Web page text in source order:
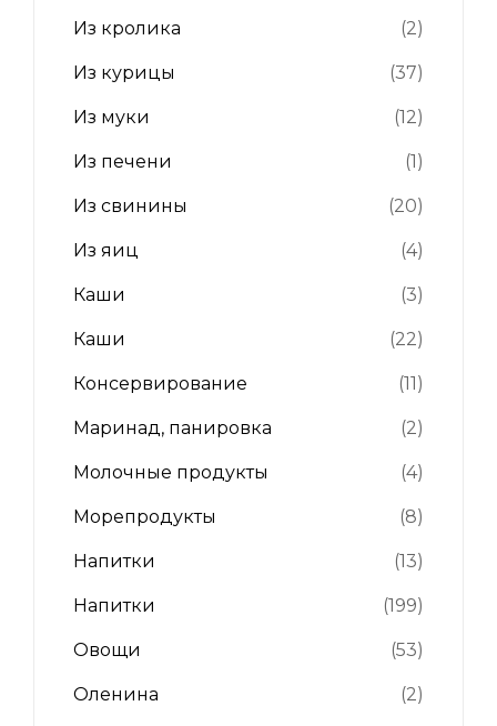
Из кролика (2)
Из курицы (37)
Из муки (12)
Из печени (1)
Из свинины (20)
Из яиц (4)
Каши (3)
Каши (22)
Консервирование (11)
Маринад, панировка (2)
Молочные продукты (4)
Морепродукты (8)
Напитки (13)
Напитки (199)
Овощи (53)
Оленина (2)